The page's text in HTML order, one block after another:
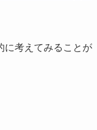
に考えてみることが